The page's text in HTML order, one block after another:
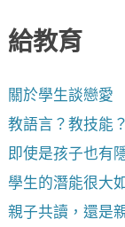
給教育
關於學生談戀愛
教語言？教技能
即使是孩子也有
學生的潛能很大
親子共讀，還是